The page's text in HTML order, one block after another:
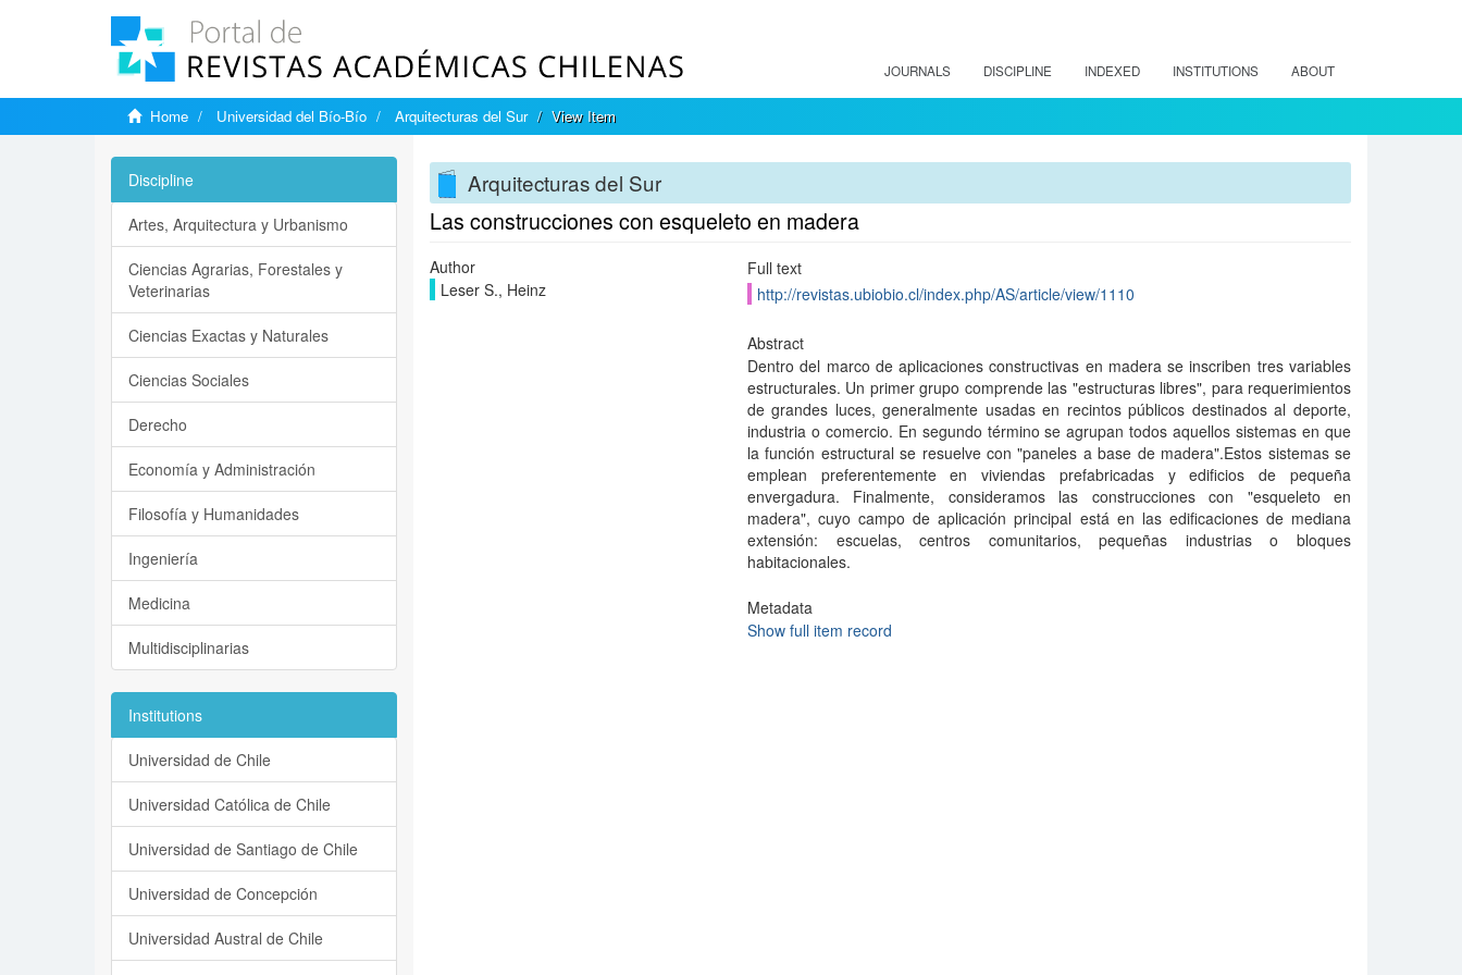
JOURNALS DISCIPLINE INDEXED INSTITUTIONS ABOUT
Home Universidad del Bío-Bío Arquitecturas del Sur View Item
Arquitecturas del Sur
Las construcciones con esqueleto en madera
Author
Leser S., Heinz
Full text
http://revistas.ubiobio.cl/index.php/AS/article/view/1110
Abstract
Dentro del marco de aplicaciones constructivas en madera se inscriben tres variables
estructurales. Un primer grupo comprende las "estructuras libres", para requerimientos
de grandes luces, generalmente usadas en recintos públicos destinados al deporte,
industria o comercio. En segundo término se agrupan todos aquellos sistemas en que
la función estructural se resuelve con "paneles a base de madera".Estos sistemas se
emplean preferentemente en viviendas prefabricadas y edificios de pequeña
envergadura. Finalmente, consideramos las construcciones con "esqueleto en
madera", cuyo campo de aplicación principal está en las edificaciones de mediana
extensión: escuelas, centros comunitarios, pequeñas industrias o bloques
habitacionales.
Metadata
Show full item record
Discipline
Artes, Arquitectura y Urbanismo
Ciencias Agrarias, Forestales y
Veterinarias
Ciencias Exactas y Naturales
Ciencias Sociales
Derecho
Economía y Administración
Filosofía y Humanidades
Ingeniería
Medicina
Multidisciplinarias
Institutions
Universidad de Chile
Universidad Católica de Chile
Universidad de Santiago de Chile
Universidad de Concepción
Universidad Austral de Chile